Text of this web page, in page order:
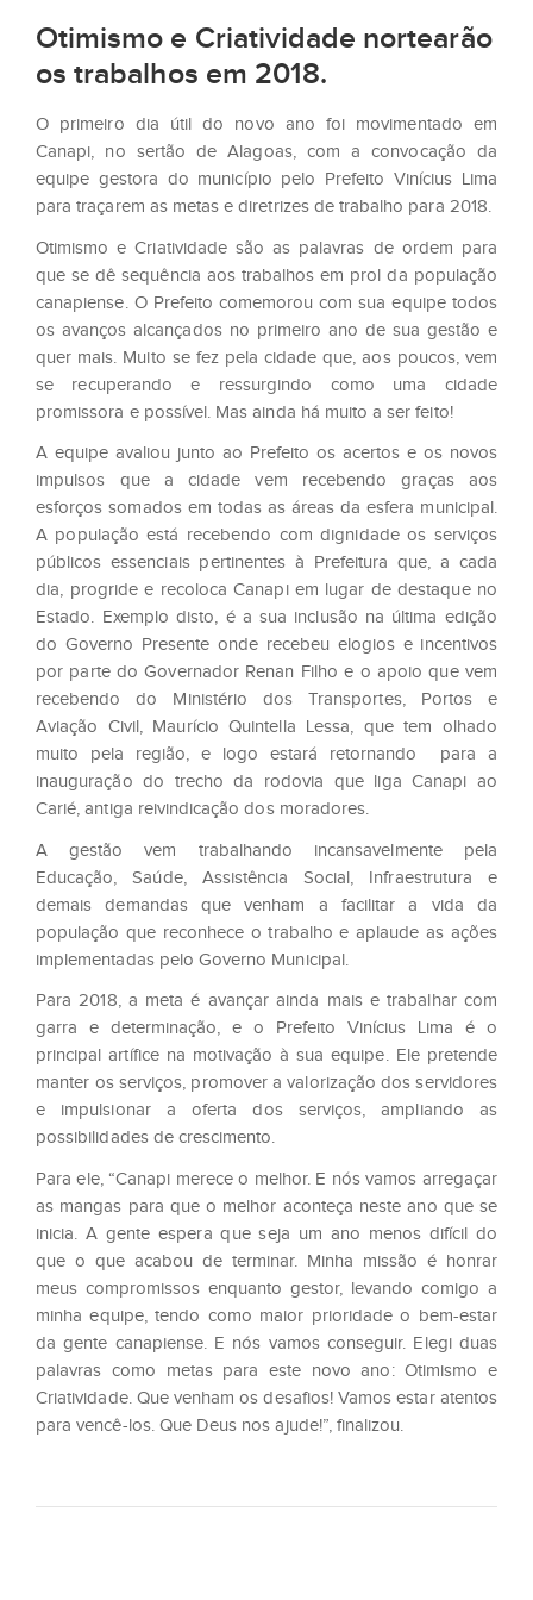
Otimismo e Criatividade nortearão
os trabalhos em 2018.
O primeiro dia útil do novo ano foi movimentado em
Canapi, no sertão de Alagoas, com a convocação da
equipe gestora do município pelo Prefeito Vinícius Lima
para traçarem as metas e diretrizes de trabalho para 2018.
Otimismo e Criatividade são as palavras de ordem para
que se dê sequência aos trabalhos em prol da população
canapiense. O Prefeito comemorou com sua equipe todos
os avanços alcançados no primeiro ano de sua gestão e
quer mais. Muito se fez pela cidade que, aos poucos, vem
se recuperando e ressurgindo como uma cidade
promissora e possível. Mas ainda há muito a ser feito!
A equipe avaliou junto ao Prefeito os acertos e os novos
impulsos que a cidade vem recebendo graças aos
esforços somados em todas as áreas da esfera municipal.
A população está recebendo com dignidade os serviços
públicos essenciais pertinentes à Prefeitura que, a cada
dia, progride e recoloca Canapi em lugar de destaque no
Estado. Exemplo disto, é a sua inclusão na última edição
do Governo Presente onde recebeu elogios e incentivos
por parte do Governador Renan Filho e o apoio que vem
recebendo do Ministério dos Transportes, Portos e
Aviação Civil, Maurício Quintella Lessa, que tem olhado
muito pela região, e logo estará retornando para a
inauguração do trecho da rodovia que liga Canapi ao
Carié, antiga reivindicação dos moradores.
A gestão vem trabalhando incansavelmente pela
Educação, Saúde, Assistência Social, Infraestrutura e
demais demandas que venham a facilitar a vida da
população que reconhece o trabalho e aplaude as ações
implementadas pelo Governo Municipal.
Para 2018, a meta é avançar ainda mais e trabalhar com
garra e determinação, e o Prefeito Vinícius Lima é o
principal artífice na motivação à sua equipe. Ele pretende
manter os serviços, promover a valorização dos servidores
e impulsionar a oferta dos serviços, ampliando as
possibilidades de crescimento.
Para ele, “Canapi merece o melhor. E nós vamos arregaçar
as mangas para que o melhor aconteça neste ano que se
inicia. A gente espera que seja um ano menos difícil do
que o que acabou de terminar. Minha missão é honrar
meus compromissos enquanto gestor, levando comigo a
minha equipe, tendo como maior prioridade o bem-estar
da gente canapiense. E nós vamos conseguir. Elegi duas
palavras como metas para este novo ano: Otimismo e
Criatividade. Que venham os desafios! Vamos estar atentos
para vencê-los. Que Deus nos ajude!”, finalizou.